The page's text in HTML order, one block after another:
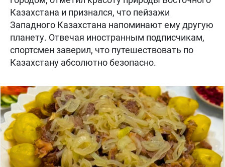
Казахстана и признался, что пейзажи
Западного Казахстана напоминают ему другую
планету. Отвечая иностранным подписчикам,
спортсмен заверил, что путешествовать по
Казахстану абсолютно безопасно.